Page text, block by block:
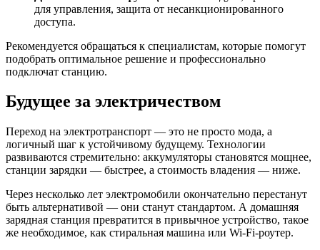
для управления, защита от несанкционированного
доступа.
Рекомендуется обращаться к специалистам, которые помогут
подобрать оптимальное решение и профессионально
подключат станцию.
Будущее за электричеством
Переход на электротранспорт — это не просто мода, а
логичный шаг к устойчивому будущему. Технологии
развиваются стремительно: аккумуляторы становятся мощнее,
станции зарядки — быстрее, а стоимость владения — ниже.
Через несколько лет электромобили окончательно перестанут
быть альтернативой — они станут стандартом. А домашняя
зарядная станция превратится в привычное устройство, такое
же необходимое, как стиральная машина или Wi-Fi-роутер.